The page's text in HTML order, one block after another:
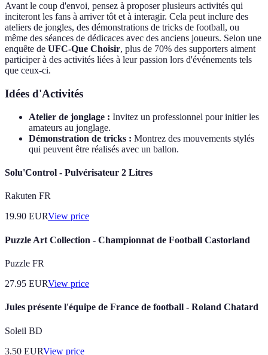
Avant le coup d'envoi, pensez à proposer plusieurs activités qui
inciteront les fans à arriver tôt et à interagir. Cela peut inclure des
ateliers de jongles, des démonstrations de tricks de football, ou
même des séances de dédicaces avec des anciens joueurs. Selon une
enquête de UFC-Que Choisir, plus de 70% des supporters aiment
participer à des activités liées à leur passion lors d'événements tels
que ceux-ci.
Idées d'Activités
Atelier de jonglage : Invitez un professionnel pour initier les
amateurs au jonglage.
Démonstration de tricks : Montrez des mouvements stylés
qui peuvent être réalisés avec un ballon.
Solu'Control - Pulvérisateur 2 Litres
Rakuten FR
19.90 EURView price
Puzzle Art Collection - Championnat de Football Castorland
Puzzle FR
27.95 EURView price
Jules présente l'équipe de France de football - Roland Chatard
Soleil BD
3.50 EURView price